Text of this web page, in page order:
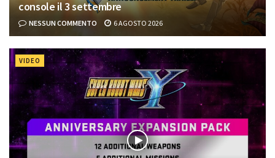
console il 3 settembre
NESSUN COMMENTO 6 AGOSTO 2026
VIDEO